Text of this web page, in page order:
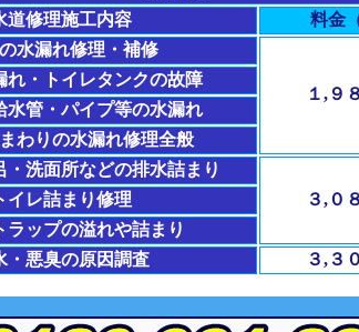
道修理施工内容
料金
水漏れ修理・補修
１,９
れ・トイレタンクの故障
水管・パイプ等の水漏れ
わりの水漏れ修理全般
・洗面所などの排水詰まり
３,０
イレ詰まり修理
ラップの溢れや詰まり
・悪臭の原因調査
３,３